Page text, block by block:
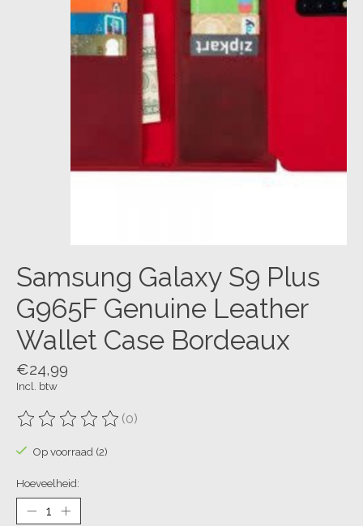
Samsung Galaxy S9 Plus
G965F Genuine Leather
Wallet Case Bordeaux
€24,99
Incl. btw
De beoordeling van dit product is
(0)
Op voorraad (2)
Hoeveelheid: